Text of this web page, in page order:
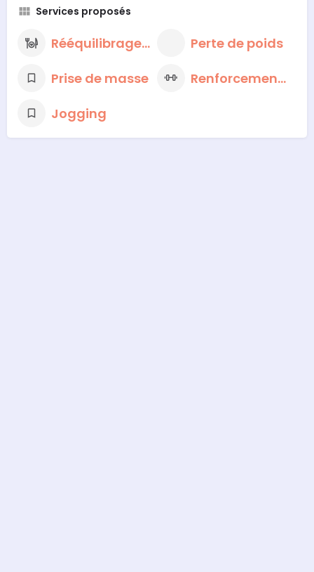
Services proposés
Rééquilibrage alimentaire
Perte de poids
Prise de masse
Renforcement musculaire
Jogging